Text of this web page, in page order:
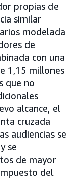
propias de
similar
modelada
de
con una
1,15 millones
que no
alcance, el
cruzada
audiencias se
se
de mayor
del